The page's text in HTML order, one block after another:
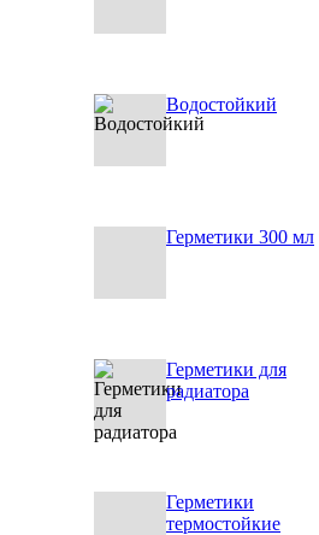
Водостойкий
Герметики 300 мл
Герметики для
радиатора
Герметики
термостойкие